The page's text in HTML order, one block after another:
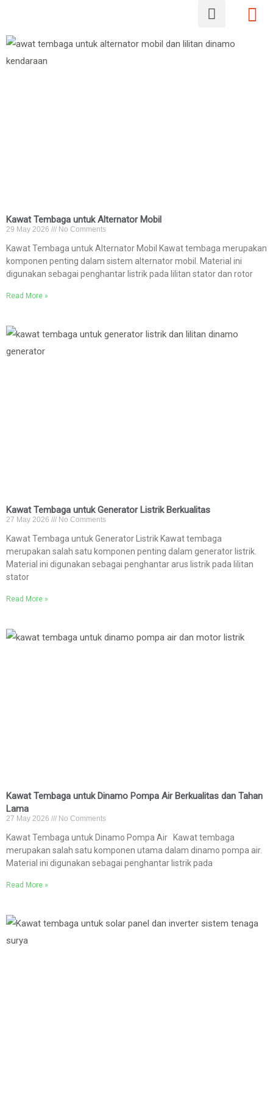
Kawat Tembaga untuk Alternator Mobil
29 May 2026 No Comments
Kawat Tembaga untuk Alternator Mobil Kawat tembaga merupakan
komponen penting dalam sistem alternator mobil. Material ini
digunakan sebagai penghantar listrik pada lilitan stator dan rotor
Read More »
Kawat Tembaga untuk Generator Listrik Berkualitas
27 May 2026 No Comments
Kawat Tembaga untuk Generator Listrik Kawat tembaga
merupakan salah satu komponen penting dalam generator listrik.
Material ini digunakan sebagai penghantar arus listrik pada lilitan
stator
Read More »
Kawat Tembaga untuk Dinamo Pompa Air Berkualitas dan Tahan
Lama
27 May 2026 No Comments
Kawat Tembaga untuk Dinamo Pompa Air Kawat tembaga
merupakan salah satu komponen utama dalam dinamo pompa air.
Material ini digunakan sebagai penghantar listrik pada
Read More »